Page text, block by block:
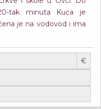
tak minuta Kuća je
je na vodovod i ima
€